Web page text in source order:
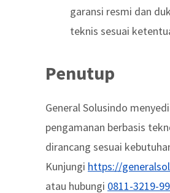
garansi resmi dan
teknis sesuai
Penutup
General Solusindo
pengamanan berbasis
dirancang sesuai
Kunjungi https://
atau hubungi 0811-3219-